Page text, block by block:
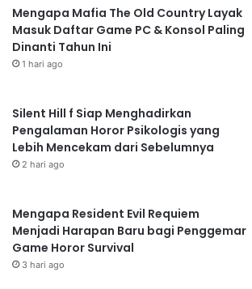
Mengapa Mafia The Old Country Layak
Masuk Daftar Game PC & Konsol Paling
Dinanti Tahun Ini
1 hari ago
Silent Hill f Siap Menghadirkan
Pengalaman Horor Psikologis yang
Lebih Mencekam dari Sebelumnya
2 hari ago
Mengapa Resident Evil Requiem
Menjadi Harapan Baru bagi Penggemar
Game Horor Survival
3 hari ago